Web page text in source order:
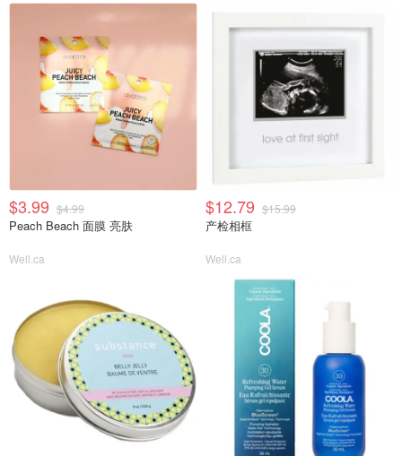
$3.99 $4.99
Peach Beach 面膜 亮肤
Well.ca
$12.79 $15.99
产检相框
Well.ca